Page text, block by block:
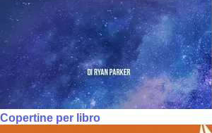
Copertine per libro